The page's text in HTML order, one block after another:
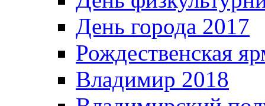
День города 2017
Рождественская
Владимир 2018